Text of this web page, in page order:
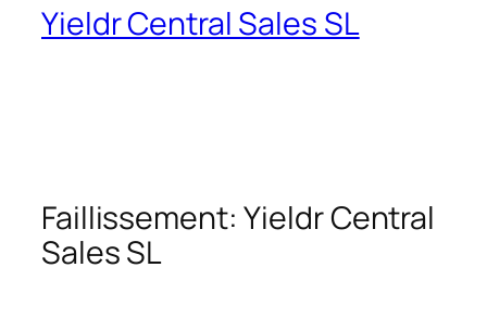
Yieldr Central Sales SL
Faillissement: Yieldr Central
Sales SL